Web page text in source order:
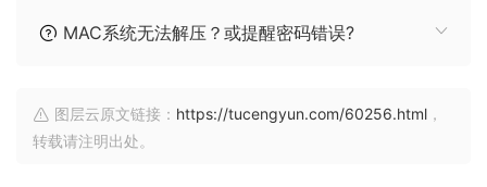
MAC系统无法解压？或提醒密码错误?
图层云原文链接： https://tucengyun.com/60256.html ，
转载请注明出处。